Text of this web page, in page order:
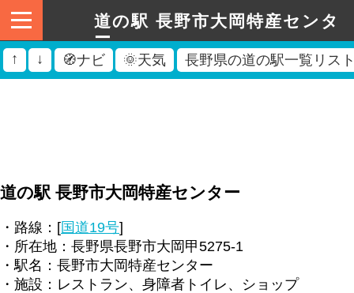
道の駅 長野市大岡特産センタ
ー
↑ ↓ 🧭ナビ 🌞天気 長野県の道の駅一覧リス
道の駅 長野市大岡特産センター
・路線：[国道19号]
・所在地：長野県長野市大岡甲5275-1
・駅名：長野市大岡特産センター
・施設：レストラン、身障者トイレ、ショップ